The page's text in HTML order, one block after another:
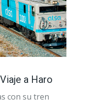
a Haro
con su tren